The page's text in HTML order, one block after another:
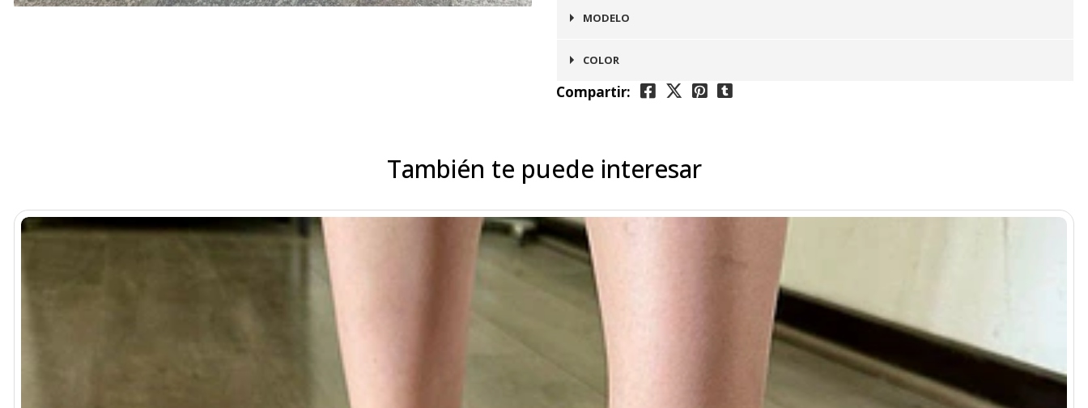
Puntilla
MODELO
Roma
COLOR
Café Claro
Compartir:
También te puede interesar